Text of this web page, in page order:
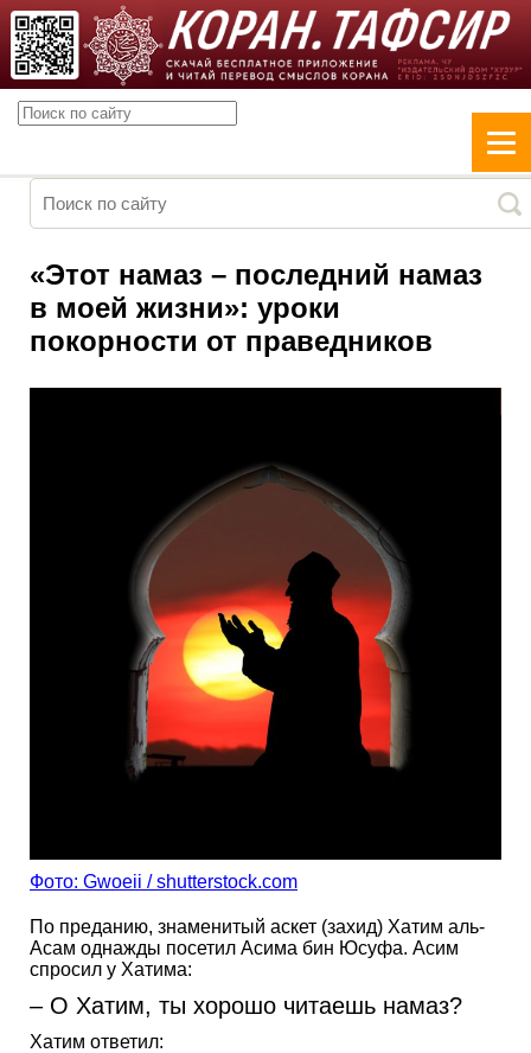
«Этот намаз – последний намаз
в моей жизни»: уроки
покорности от праведников
Фото: Gwoeii / shutterstock.com
По преданию, знаменитый аскет (захид) Хатим аль-
Асам однажды посетил Асима бин Юсуфа. Асим
спросил у Хатима:
– О Хатим, ты хорошо читаешь намаз?
Хатим ответил: